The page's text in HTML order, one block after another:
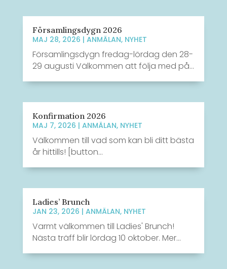
Församlingsdygn 2026
MAJ 28, 2026 | ANMÄLAN, NYHET
Församlingsdygn fredag-lördag den 28-
29 augusti Välkommen att följa med på...
Konfirmation 2026
MAJ 7, 2026 | ANMÄLAN, NYHET
Välkommen till vad som kan bli ditt bästa
år hittills! [button...
Ladies’ Brunch
JAN 23, 2026 | ANMÄLAN, NYHET
Varmt välkommen till Ladies' Brunch!
Nästa träff blir lördag 10 oktober. Mer...